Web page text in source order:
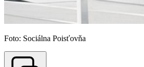
Foto: Sociálna Poisťovňa